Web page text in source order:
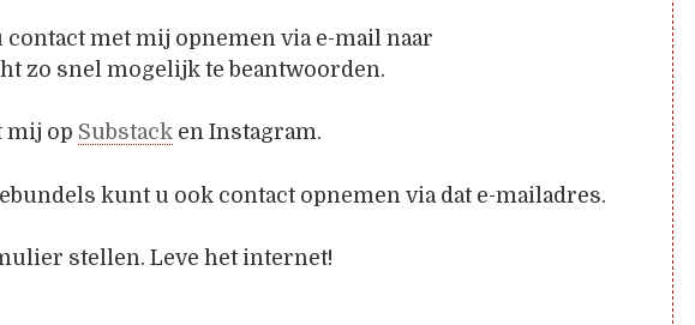
contact met mij opnemen via e-mail naar
zo snel mogelijk te beantwoorden.
mij op Substack en Instagram.
kunt u ook contact opnemen via dat e-mailadres.
stellen. Leve het internet!